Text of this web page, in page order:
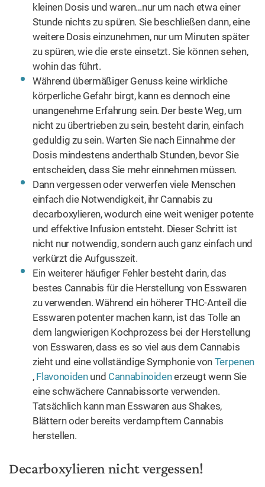
kleinen Dosis und waren…nur um nach etwa einer
Stunde nichts zu spüren. Sie beschließen dann, eine
weitere Dosis einzunehmen, nur um Minuten später
zu spüren, wie die erste einsetzt. Sie können sehen,
wohin das führt.
Während übermäßiger Genuss keine wirkliche
körperliche Gefahr birgt, kann es dennoch eine
unangenehme Erfahrung sein. Der beste Weg, um
nicht zu übertrieben zu sein, besteht darin, einfach
geduldig zu sein. Warten Sie nach Einnahme der
Dosis mindestens anderthalb Stunden, bevor Sie
entscheiden, dass Sie mehr einnehmen müssen.
Dann vergessen oder verwerfen viele Menschen
einfach die Notwendigkeit, ihr Cannabis zu
decarboxylieren, wodurch eine weit weniger potente
und effektive Infusion entsteht. Dieser Schritt ist
nicht nur notwendig, sondern auch ganz einfach und
verkürzt die Aufgusszeit.
Ein weiterer häufiger Fehler besteht darin, das
bestes Cannabis für die Herstellung von Esswaren
zu verwenden. Während ein höherer THC-Anteil die
Esswaren potenter machen kann, ist das Tolle an
dem langwierigen Kochprozess bei der Herstellung
von Esswaren, dass es so viel aus dem Cannabis
zieht und eine vollständige Symphonie von Terpenen
, Flavonoiden und Cannabinoidenerzeugt wenn Sie
eine schwächere Cannabissorte verwenden.
Tatsächlich kann man Esswaren aus Shakes,
Blättern oder bereits verdampftem Cannabis
herstellen.
Decarboxylieren nicht vergessen!